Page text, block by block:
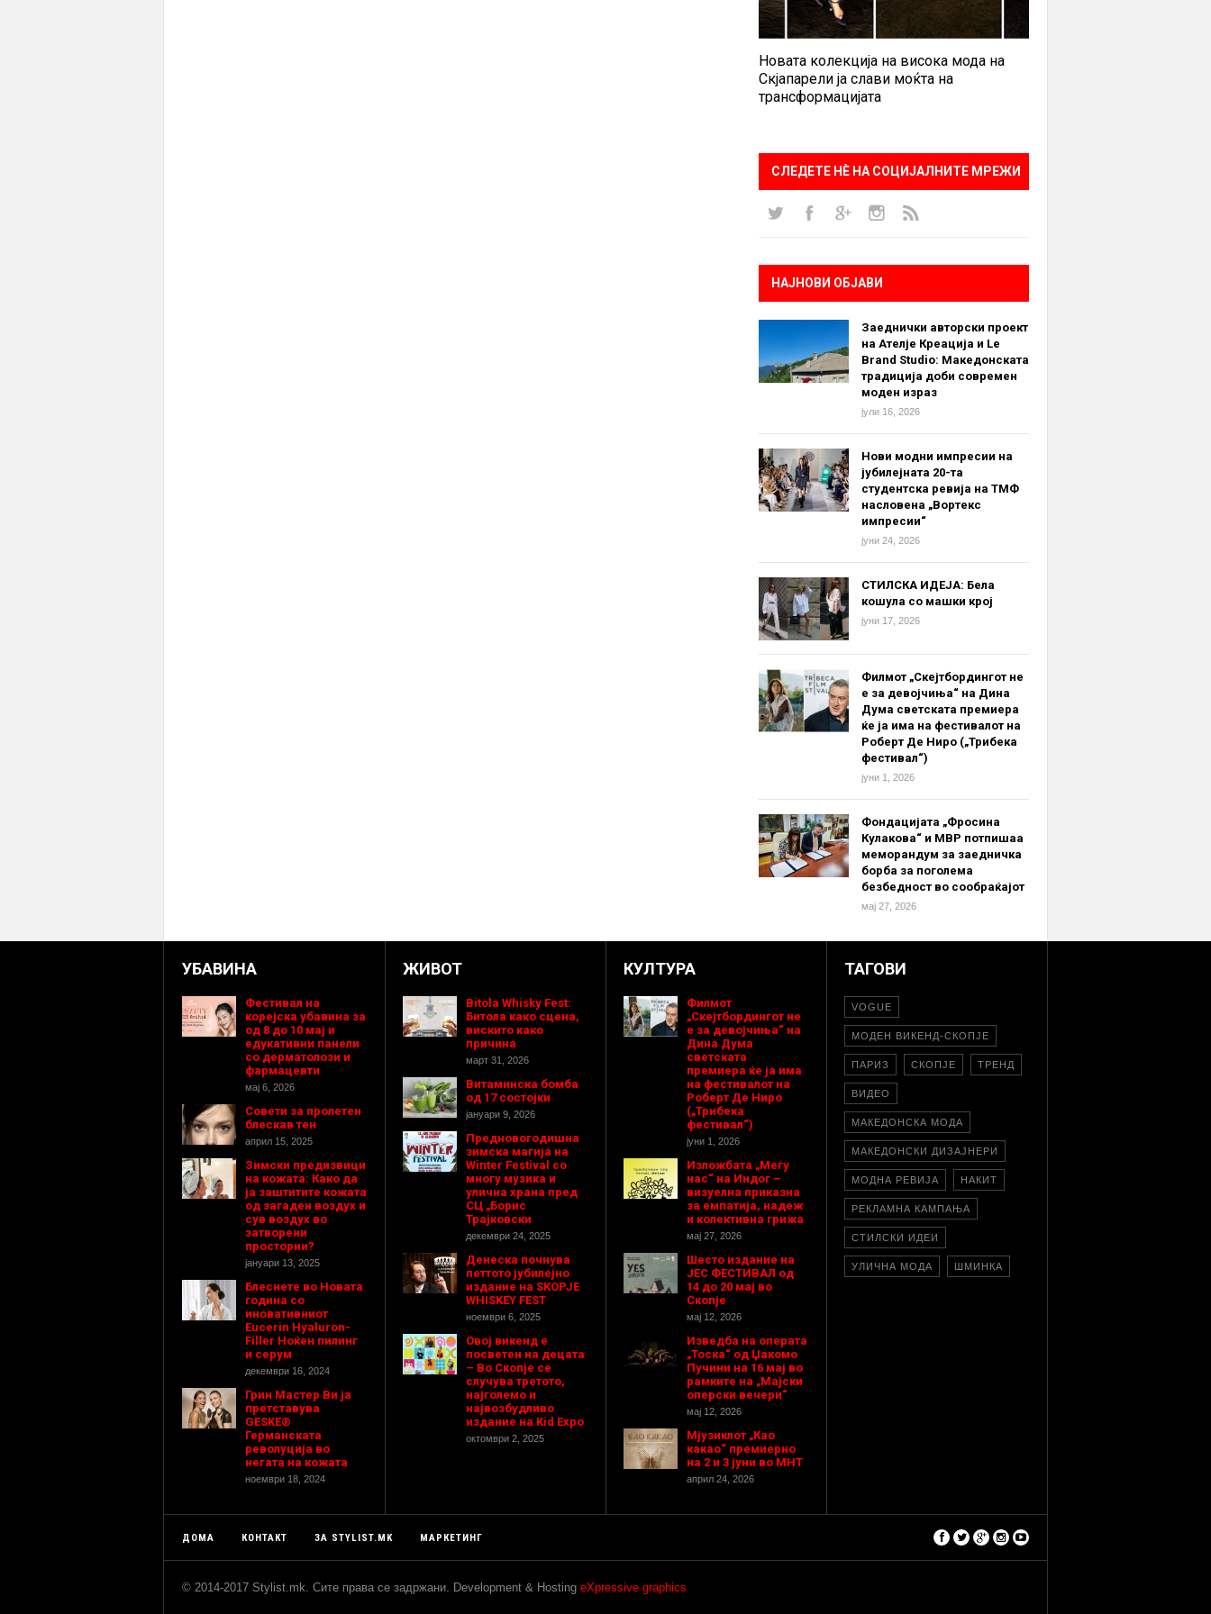
Новата колекција на висока мода на
Скјапарели ја слави моќта на
трансформацијата
СЛЕДЕТЕ НÈ НА СОЦИЈАЛНИТЕ МРЕЖИ
НАЈНОВИ ОБЈАВИ
Заеднички авторски проект
на Ателје Креација и Le
Brand Studio: Македонската
традиција доби современ
моден израз
јули 16, 2026
Нови модни импресии на
јубилејната 20-та
студентска ревија на ТМФ
насловена „Вортекс
импресии“
јуни 24, 2026
СТИЛСКА ИДЕЈА: Бела
кошула со машки крој
јуни 17, 2026
Филмот „Скејтбордингот не
е за девојчиња“ на Дина
Дума светската премиера
ќе ја има на фестивалот на
Роберт Де Ниро („Трибека
фестивал“)
јуни 1, 2026
Фондацијата „Фросина
Кулакова“ и МВР потпишаа
меморандум за заедничка
борба за поголема
безбедност во сообраќајот
мај 27, 2026
УБАВИНА
Фестивал на
корејска убавина за
од 8 до 10 мај и
едукативни панели
со дерматолози и
фармацевти
мај 6, 2026
Совети за пролетен
блескав тен
април 15, 2025
Зимски предизвици
на кожата: Како да
ја заштитите кожата
од загаден воздух и
сув воздух во
затворени
простории?
јануари 13, 2025
Блеснете во Новата
година со
иновативниот
Eucerin Hyaluron-
Filler Ноќен пилинг
и серум
декември 16, 2024
Грин Мастер Ви ја
претставува
GESKE®
Германската
револуција во
негата на кожата
ноември 18, 2024
ЖИВОТ
Bitola Whisky Fest:
Битола како сцена,
вискито како
причина
март 31, 2026
Витаминска бомба
од 17 состојки
јануари 9, 2026
Предновогодишнa
зимска магија на
Winter Festival со
многу музика и
улична храна пред
СЦ „Борис
Трајковски
декември 24, 2025
Денеска почнува
петтото јубилејно
издание на SKOPJE
WHISKEY FEST
ноември 6, 2025
Овој викенд е
посветен на децата
– Во Скопје се
случува третото,
најголемо и
највозбудливо
издание на Kid Expo
октомври 2, 2025
КУЛТУРА
Филмот
„Скејтбордингот не
е за девојчиња“ на
Дина Дума
светската
премиера ќе ја има
на фестивалот на
Роберт Де Ниро
(„Трибека
фестивал“)
јуни 1, 2026
Изложбата „Меѓу
нас“ на Индог –
визуелна приказна
за емпатија, надеж
и колективна грижа
мај 27, 2026
Шесто издание на
ЈЕС ФЕСТИВАЛ од
14 до 20 мај во
Скопје
мај 12, 2026
Изведба на операта
„Тоска“ од Џакомо
Пучини на 16 мај во
рамките на „Мајски
оперски вечери“
мај 12, 2026
Мјузиклот „Као
какао“ премиерно
на 2 и 3 јуни во МНТ
април 24, 2026
ТАГОВИ
VOGUE
МОДЕН ВИКЕНД-СКОПЈЕ
ПАРИЗ СКОПЈЕ ТРЕНД
ВИДЕО
МАКЕДОНСКА МОДА
МАКЕДОНСКИ ДИЗАЈНЕРИ
МОДНА РЕВИЈА НАКИТ
РЕКЛАМНА КАМПАЊА
СТИЛСКИ ИДЕИ
УЛИЧНА МОДА ШМИНКА
ДОМА КОНТАКТ ЗА STYLIST.MK МАРКЕТИНГ
© 2014-2017 Stylist.mk. Сите права се задржани. Development & Hosting eXpressive graphics